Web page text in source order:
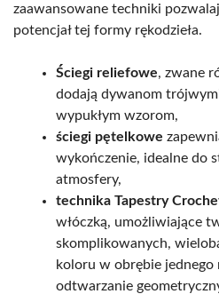
zaawansowane techniki
potencjał tej formy rękodzieła.
Ściegi reliefowe, zwane
dodają dywanom
wypukłym wzorom,
ściegi pętelkowe
wykończenie, idealne do
atmosfery,
technika Tapestry
włóczką, umożliwiające
skomplikowanych,
koloru w obrębie jednego
odtwarzanie